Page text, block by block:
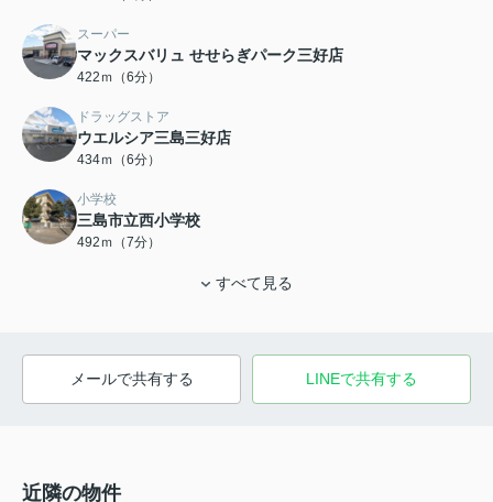
スーパー
マックスバリュ せせらぎパーク三好店
422ｍ（6分）
ドラッグストア
ウエルシア三島三好店
434ｍ（6分）
小学校
三島市立西小学校
492ｍ（7分）
すべて見る
メールで共有する LINEで共有する
近隣の物件